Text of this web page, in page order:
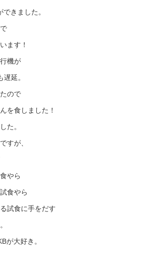
きました。
ます！
機が
延。
ので
を食しました！
た。
すが、
やら
食やら
試食に手をだす
が大好き。